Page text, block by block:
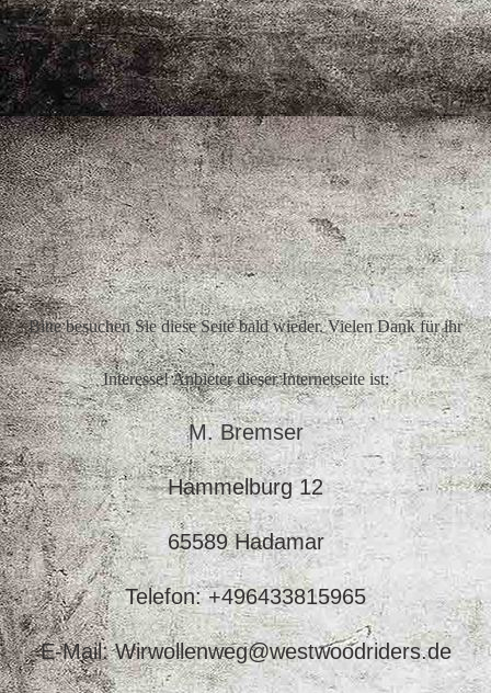
Bitte besuchen Sie diese Seite bald wieder. Vielen Dank für ihr
Interesse! Anbieter dieser Internetseite ist:
M. Bremser
Hammelburg 12
65589 Hadamar
Telefon: +496433815965
E-Mail: Wirwollenweg@westwoodriders.de